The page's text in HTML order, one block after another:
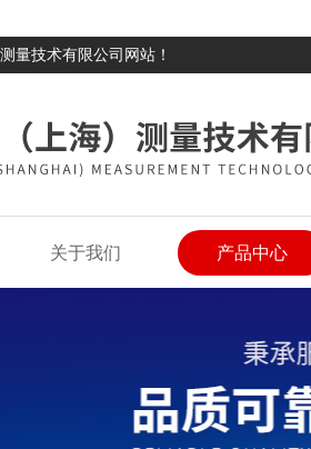
量技术有限公司网站！
关于我们 产品中心